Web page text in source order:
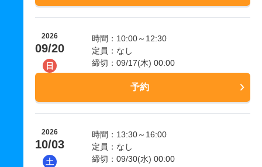
2026
09/20
日
時間：10:00～12:30
定員：なし
締切：09/17(木) 00:00
予約
2026
10/03
土
時間：13:30～16:00
定員：なし
締切：09/30(水) 00:00